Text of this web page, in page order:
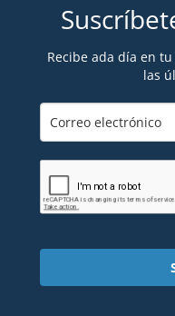
Recibe ada día en
las